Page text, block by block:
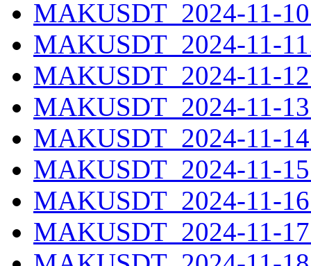
MAKUSDT_2024-11-
MAKUSDT_2024-11-
MAKUSDT_2024-11-
MAKUSDT_2024-11-
MAKUSDT_2024-11-
MAKUSDT_2024-11-
MAKUSDT_2024-11-
MAKUSDT_2024-11-